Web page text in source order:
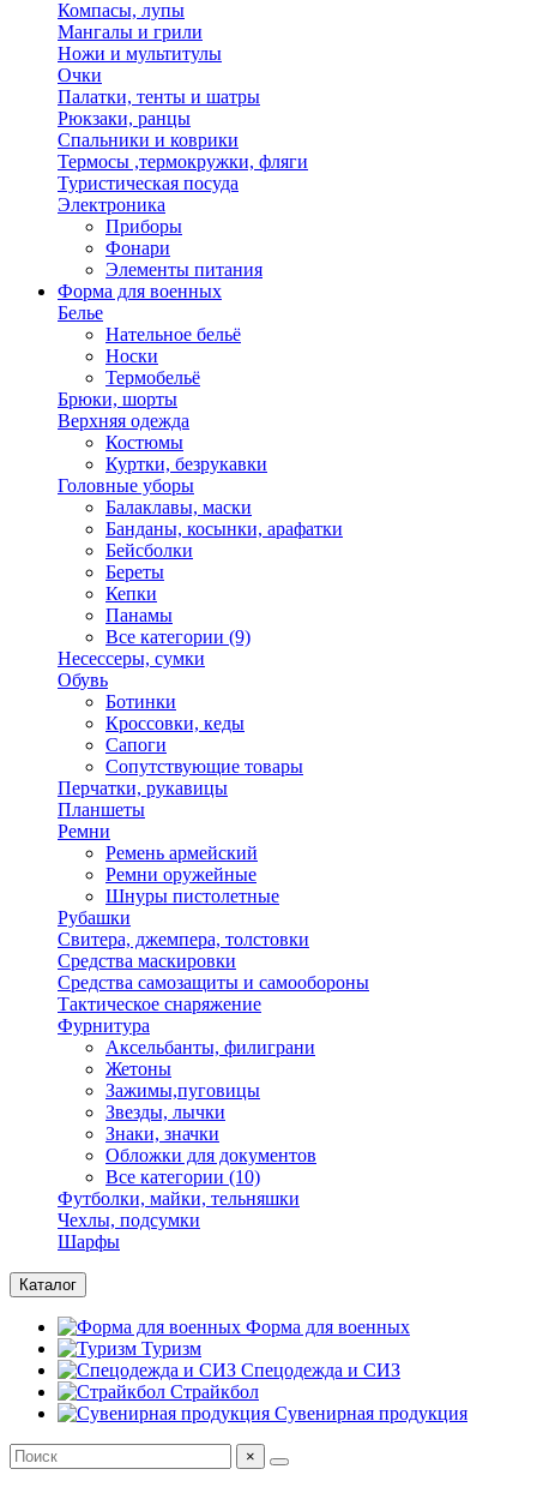
Компасы, лупы
Мангалы и грили
Ножи и мультитулы
Очки
Палатки, тенты и шатры
Рюкзаки, ранцы
Спальники и коврики
Термосы ,термокружки, фляги
Туристическая посуда
Электроника
Приборы
Фонари
Элементы питания
Форма для военных
Белье
Нательное бельё
Носки
Термобельё
Брюки, шорты
Верхняя одежда
Костюмы
Куртки, безрукавки
Головные уборы
Балаклавы, маски
Банданы, косынки, арафатки
Бейсболки
Береты
Кепки
Панамы
Все категории (9)
Несессеры, сумки
Обувь
Ботинки
Кроссовки, кеды
Сапоги
Сопутствующие товары
Перчатки, рукавицы
Планшеты
Ремни
Ремень армейский
Ремни оружейные
Шнуры пистолетные
Рубашки
Свитера, джемпера, толстовки
Средства маскировки
Средства самозащиты и самообороны
Тактическое снаряжение
Фурнитура
Аксельбанты, филиграни
Жетоны
Зажимы,пуговицы
Звезды, лычки
Знаки, значки
Обложки для документов
Все категории (10)
Футболки, майки, тельняшки
Чехлы, подсумки
Шарфы
Каталог
Форма для военных
Туризм
Спецодежда и СИЗ
Страйкбол
Сувенирная продукция
×